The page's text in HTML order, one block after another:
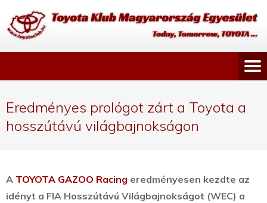
Eredményes prológot zárt a Toyota a
hosszútávú világbajnokságon
A TOYOTA GAZOO Racing eredményesen kezdte az
idényt a FIA Hosszútávú Világbajnokságot (WEC) a